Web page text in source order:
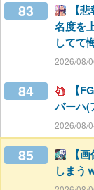
83
【
名度を
してて
2026/08/
84
【
バーハ(
2026/08/
85
【
しまう